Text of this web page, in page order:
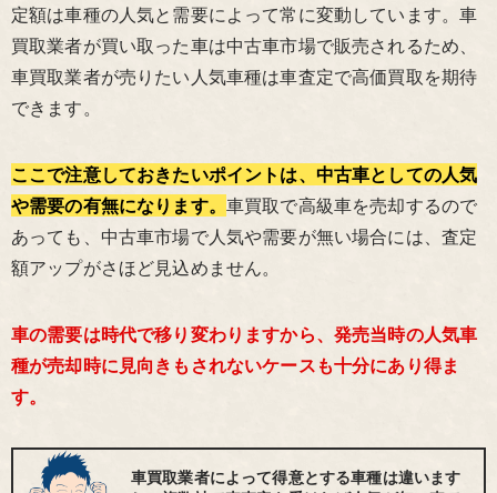
定額は車種の人気と需要によって常に変動しています。車
買取業者が買い取った車は中古車市場で販売されるため、
車買取業者が売りたい人気車種は車査定で高価買取を期待
できます。
ここで注意しておきたいポイントは、中古車としての人気
や需要の有無になります。 車買取で高級車を売却するので
あっても、中古車市場で人気や需要が無い場合には、査定
額アップがさほど見込めません。
車の需要は時代で移り変わりますから、発売当時の人気車
種が売却時に見向きもされないケースも十分にあり得ま
す。
車買取業者によって得意とする車種は違います